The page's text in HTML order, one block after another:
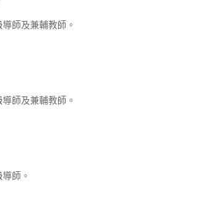
師及兼輔教師。
師及兼輔教師。
師。